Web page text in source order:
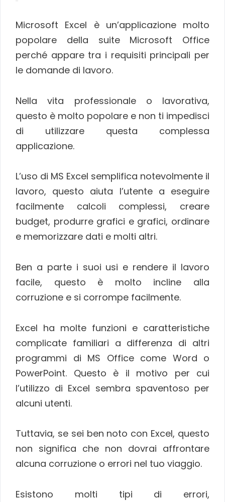
Microsoft Excel è un’applicazione molto
popolare della suite Microsoft Office
perché appare tra i requisiti principali per
le domande di lavoro.
Nella vita professionale o lavorativa,
questo è molto popolare e non ti impedisci
di utilizzare questa complessa
applicazione.
L’uso di MS Excel semplifica notevolmente il
lavoro, questo aiuta l’utente a eseguire
facilmente calcoli complessi, creare
budget, produrre grafici e grafici, ordinare
e memorizzare dati e molti altri.
Ben a parte i suoi usi e rendere il lavoro
facile, questo è molto incline alla
corruzione e si corrompe facilmente.
Excel ha molte funzioni e caratteristiche
complicate familiari a differenza di altri
programmi di MS Office come Word o
PowerPoint. Questo è il motivo per cui
l’utilizzo di Excel sembra spaventoso per
alcuni utenti.
Tuttavia, se sei ben noto con Excel, questo
non significa che non dovrai affrontare
alcuna corruzione o errori nel tuo viaggio.
Esistono molti tipi di errori,